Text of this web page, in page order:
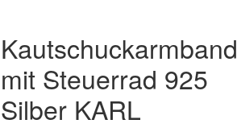
Kautschuckarmband
mit Steuerrad 925
Silber KARL